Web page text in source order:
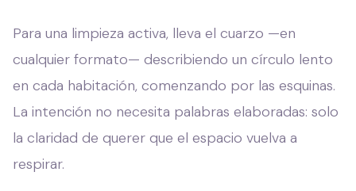
Para una limpieza activa, lleva el cuarzo —en
cualquier formato— describiendo un círculo lento
en cada habitación, comenzando por las esquinas.
La intención no necesita palabras elaboradas: solo
la claridad de querer que el espacio vuelva a
respirar.